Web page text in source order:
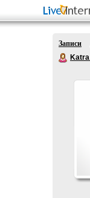
Записи
Katra I